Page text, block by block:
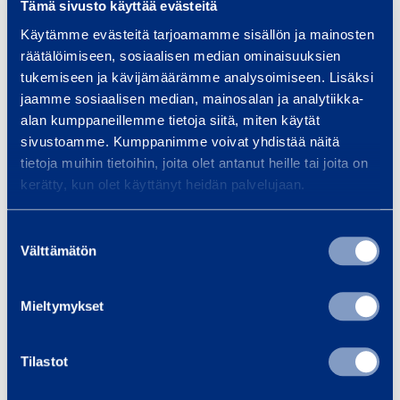
Tämä sivusto käyttää evästeitä
Käytämme evästeitä tarjoamamme sisällön ja mainosten
räätälöimiseen, sosiaalisen median ominaisuuksien
tukemiseen ja kävijämäärämme analysoimiseen. Lisäksi
jaamme sosiaalisen median, mainosalan ja analytiikka-
alan kumppaneillemme tietoja siitä, miten käytät
sivustoamme. Kumppanimme voivat yhdistää näitä
tietoja muihin tietoihin, joita olet antanut heille tai joita on
kerätty, kun olet käyttänyt heidän palvelujaan.
valinta
Välttämätön
Mieltymykset
Tilastot
Träningar
Se alla utbildningar
F
ö
r